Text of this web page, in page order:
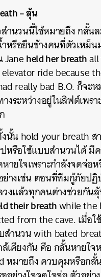
– ลุ้น
ำนวนนี้ใช้หมายถึง กลั้น
ำหรือยืนข้างคนที่ตัวเหม็
Janeheld her breath
ride because
really bad B.O. ก็จะ
งระหว่างอยู่ในลิฟต์เพร
นั้น hold your breath ส
หรือใช้แบบสำนวนได้ มี
ายใจเพราะกำลังจดจ่อห
ย่างเช่น ตอนที่ทีมกู้ภัยปฏิ
งแล้วทุกคนต่างช่วยกันลุ้
their breathwhile the
from the cave. เมื่อ
สำนวน with bated
เคียงกัน คือ กลั้นหายใจ
หมายถึง ควบคุมหรือกลั้